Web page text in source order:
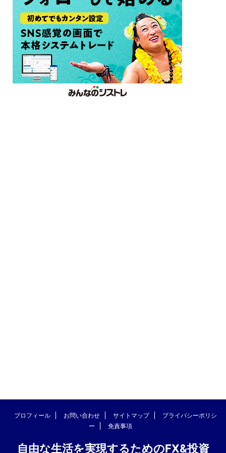
プロフィール お問い合わせ サイトマップ
プライバシーポリシ
ー
免責事項
自由な生活を実現するためのFX&投資